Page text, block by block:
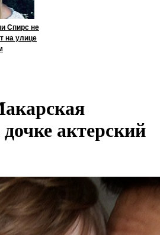
Спирс не
на улице
актерский